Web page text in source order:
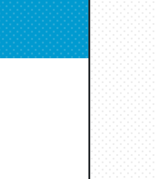
める人は原文